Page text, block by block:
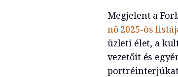
Megjelent a
nő 2025-ös
üzleti élet, a
vezetőit és
portréinterjúkat